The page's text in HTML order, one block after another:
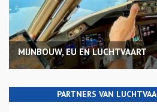
MIJNBOUW, EU EN LUCHTVAART
PARTNERS VAN